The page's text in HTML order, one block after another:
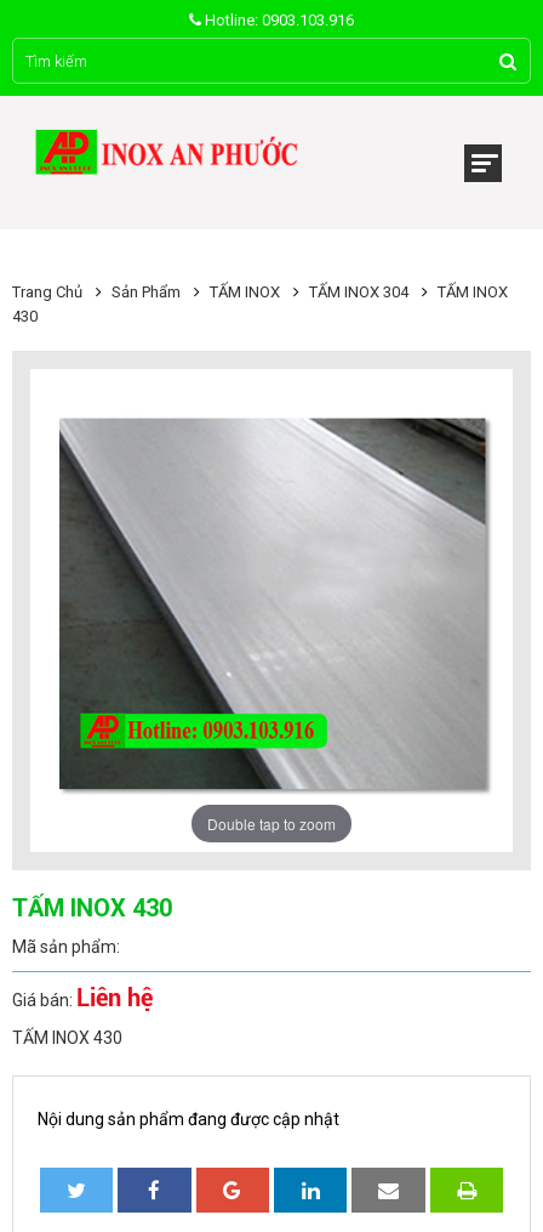
Hotline: 0903.103.916
Trang Chủ Sản Phẩm TẤM INOX TẤM INOX 304
TẤM INOX
430
Double tap to zoom
TẤM INOX 430
Mã sản phẩm:
Giá bán: Liên hệ
TẤM INOX 430
Nội dung sản phẩm đang được cập nhật